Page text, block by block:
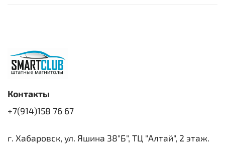
Контакты
+7(914)158 76 67
г. Хабаровск, ул. Яшина 38"Б", ТЦ "Алтай", 2 этаж.